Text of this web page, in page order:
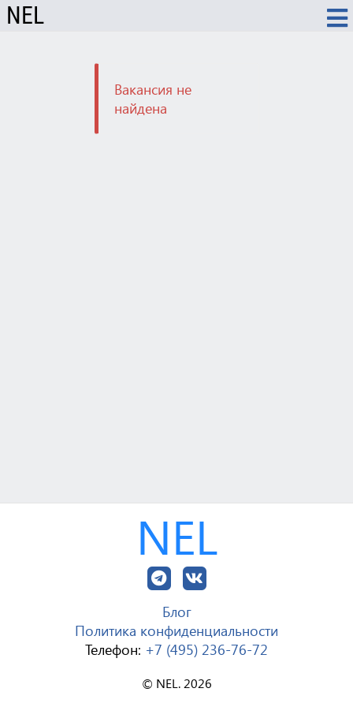
NEL
Вакансия не
найдена
NEL
Блог
Политика конфиденциальности
Телефон: +7 (495) 236-76-72
© NEL. 2026